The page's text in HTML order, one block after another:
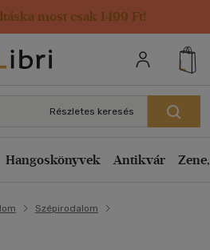
most csak 1499 Ft!
adatai
Részletes keresés
Hangoskönyvek Antikvár
Szépirodalom